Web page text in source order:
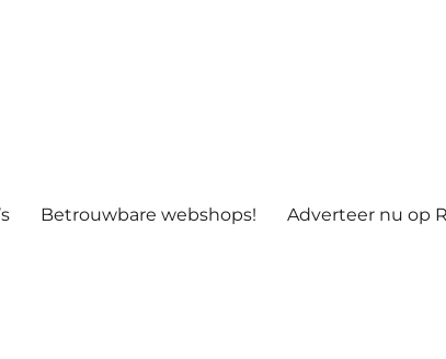
Betrouwbare webshops! Adverteer nu op